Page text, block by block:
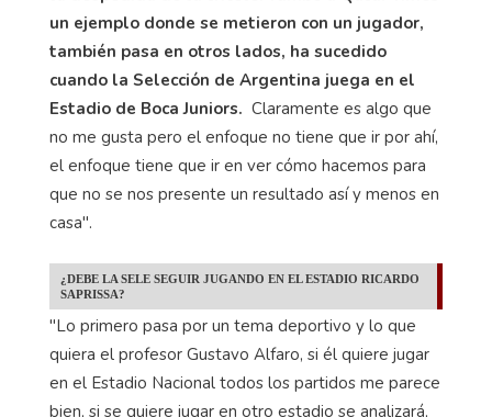
un ejemplo donde se metieron con un jugador,
también pasa en otros lados, ha sucedido
cuando la Selección de Argentina juega en el
Estadio de Boca Juniors. Claramente es algo que
no me gusta pero el enfoque no tiene que ir por ahí,
el enfoque tiene que ir en ver cómo hacemos para
que no se nos presente un resultado así y menos en
casa".
¿DEBE LA SELE SEGUIR JUGANDO EN EL ESTADIO RICARDO
SAPRISSA?
"Lo primero pasa por un tema deportivo y lo que
quiera el profesor Gustavo Alfaro, si él quiere jugar
en el Estadio Nacional todos los partidos me parece
bien, si se quiere jugar en otro estadio se analizará,